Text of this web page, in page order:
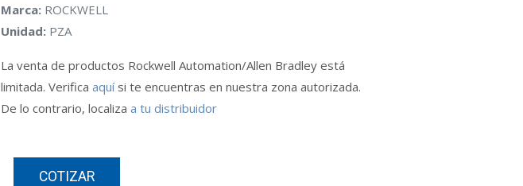
Marca: ROCKWELL
Unidad: PZA
La venta de productos Rockwell Automation/Allen Bradley está
limitada. Verifica aquísi te encuentras en nuestra zona autorizada.
De lo contrario, localiza a tu distribuidor
COTIZAR